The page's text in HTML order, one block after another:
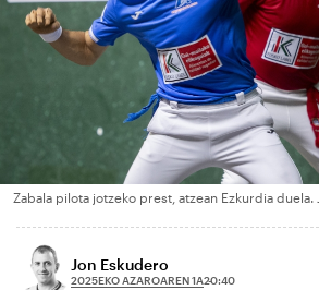
Zabala pilota jotzeko prest, atzean Ezkurdia duela.
Jon Eskudero
2025EKO AZAROAREN 1A20:40